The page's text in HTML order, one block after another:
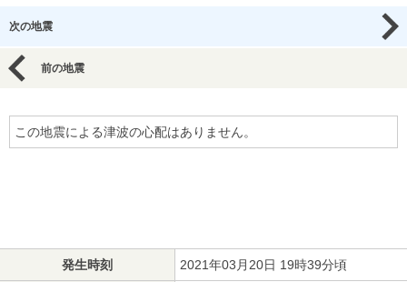
次の地震
前の地震
この地震による津波の心配はありません。
発生時刻 2021年03月20日 19時39分頃